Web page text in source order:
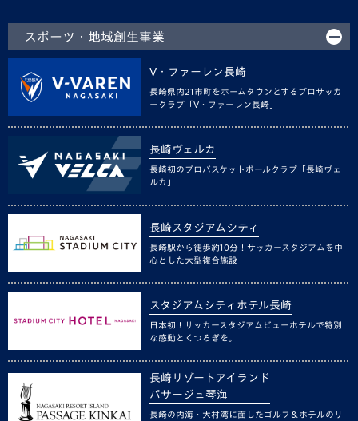
スポーツ・地域創生事業
V・ファーレン長崎
長崎県内21市町をホームタウンとするプロサッカ
ークラブ「V・ファーレン長崎」
長崎ヴェルカ
長崎初のプロバスケットボールクラブ「長崎ヴェ
ルカ」
長崎スタジアムシティ
長崎駅から徒歩約10分！サッカースタジアムを中
心とした大型複合施設
スタジアムシティホテル長崎
日本初！サッカースタジアムビューホテルで特別
な感動とくつろぎを。
長崎リゾートアイランド
パサージュ琴海
長崎の内海・大村湾に面したゴルフ＆ホテルのリ